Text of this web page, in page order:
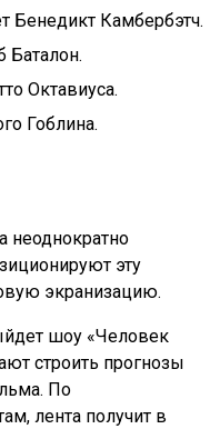
Бенедикт Камбербэтч.
Баталон.
Октавиуса.
Гоблина.
неоднократно
эту
экранизацию.
шоу «Человек
строить прогнозы
По
лента получит в